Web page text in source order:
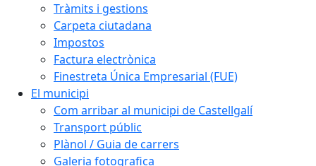
Tràmits i gestions
Carpeta ciutadana
Impostos
Factura electrònica
Finestreta Única Empresarial (FUE)
El municipi
Com arribar al municipi de Castellgalí
Transport públic
Plànol / Guia de carrers
Galeria fotografica